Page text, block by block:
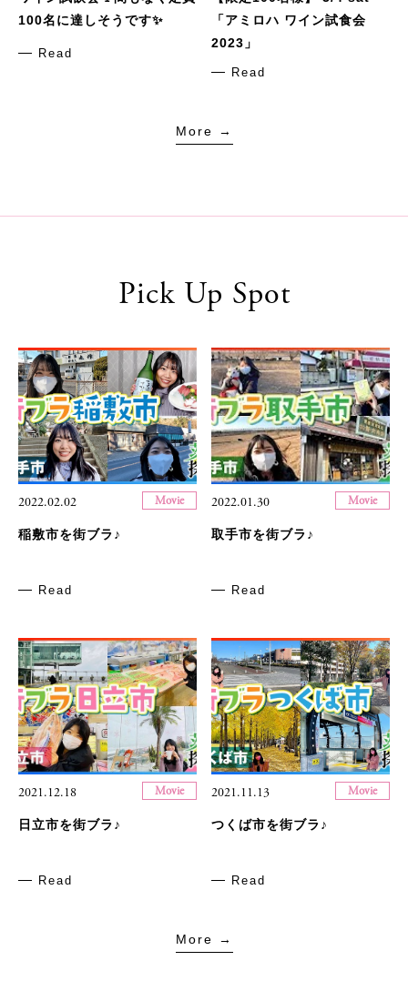
100名に達しそうです✨
Read
「アミロハ ワイン試食会
2023」
Read
More →
Pick Up Spot
2022.02.02 Movie
稲敷市を街ブラ♪
Read
2022.01.30 Movie
取手市を街ブラ♪
Read
2021.12.18 Movie
日立市を街ブラ♪
Read
2021.11.13 Movie
つくば市を街ブラ♪
Read
More →